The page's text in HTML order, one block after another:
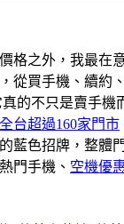
格之外，我最在
從買手機、續約
真的不只是賣手
全台超過160家門市
藍色招牌，整體
門手機、 空機優